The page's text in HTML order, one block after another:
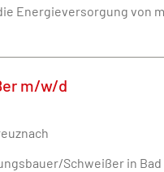
Energieversorgung von
m/w/d
Schweißer in Bad